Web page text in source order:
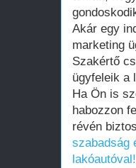
Akár egy
marketing
Szakértő
ügyfeleik a
Ha Ön is
habozzon
révén
szabadság